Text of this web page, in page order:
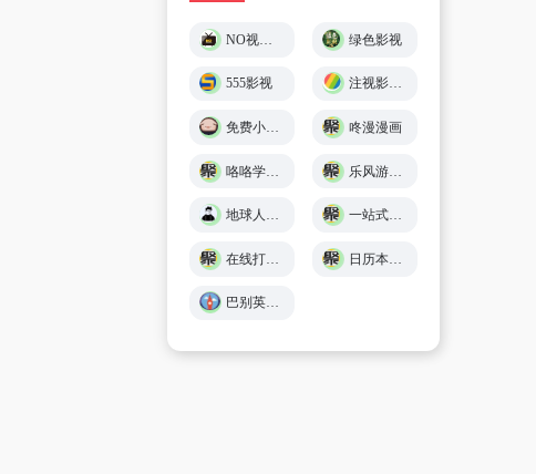
绿色影视
555影视 注视影视 - 免费在线观影
免费小游戏在线玩 🕹️ 小猪秒玩 咚漫漫画
地球人导航 - 探索全网优质免费资源 一站式在线工具服务平台 - 工具派
巴别英语 - 英语听力练习,看美剧学英语